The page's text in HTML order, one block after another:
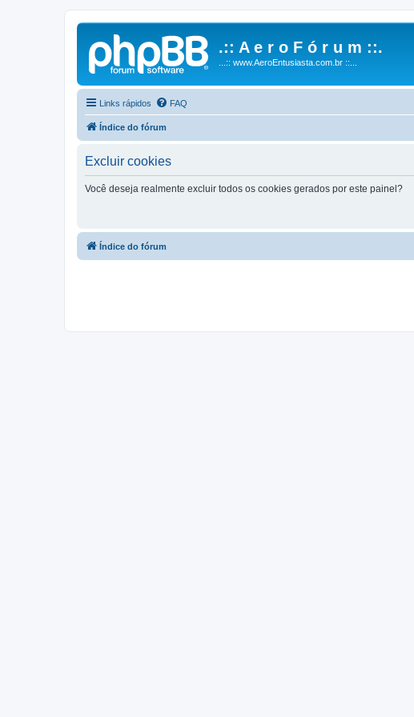
.:: A e r o F ó r u m ::.
...:: www.AeroEntusiasta.com.br ::...
Links rápidos FAQ
Índice do fórum
Excluir cookies
Você deseja realmente excluir todos os cookies gerados por este painel?
Índice do fórum